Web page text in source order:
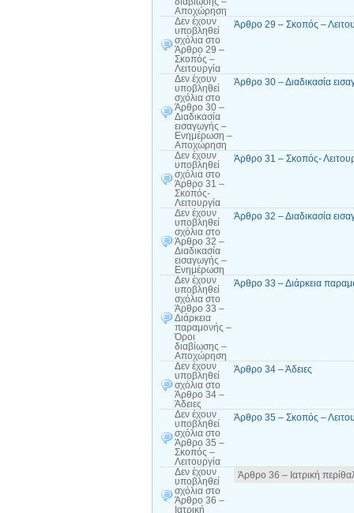
Αποχώρηση
Δεν έχουν
υποβληθεί
σχόλια στο
Άρθρο 29 –
Σκοπός –
Λειτουργία
Άρθρο 29 – Σκοπός –
Δεν έχουν
υποβληθεί
σχόλια στο
Άρθρο 30 –
Διαδικασία
εισαγωγής –
Ενημέρωση –
Αποχώρηση
Άρθρο 30 – Διαδικασία
Δεν έχουν
υποβληθεί
σχόλια στο
Άρθρο 31 –
Σκοπός-
Λειτουργία
Άρθρο 31 – Σκοπός-
Δεν έχουν
υποβληθεί
σχόλια στο
Άρθρο 32 –
Διαδικασία
εισαγωγής –
Ενημέρωση
Άρθρο 32 – Διαδικασία
Δεν έχουν
υποβληθεί
σχόλια στο
Άρθρο 33 –
Διάρκεια
παραμονής –
Όροι
διαβίωσης –
Αποχώρηση
Άρθρο 33 – Διάρκεια
Δεν έχουν
υποβληθεί
σχόλια στο
Άρθρο 34 –
Άδειες
Άρθρο 34 – Άδειες
Δεν έχουν
υποβληθεί
σχόλια στο
Άρθρο 35 –
Σκοπός –
Λειτουργία
Άρθρο 35 – Σκοπός –
Δεν έχουν
υποβληθεί
σχόλια στο
Άρθρο 36 –
Ιατρική
Άρθρο 36 – Ιατρική